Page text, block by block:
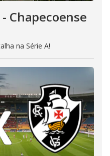
Chapecoense
na Série A!